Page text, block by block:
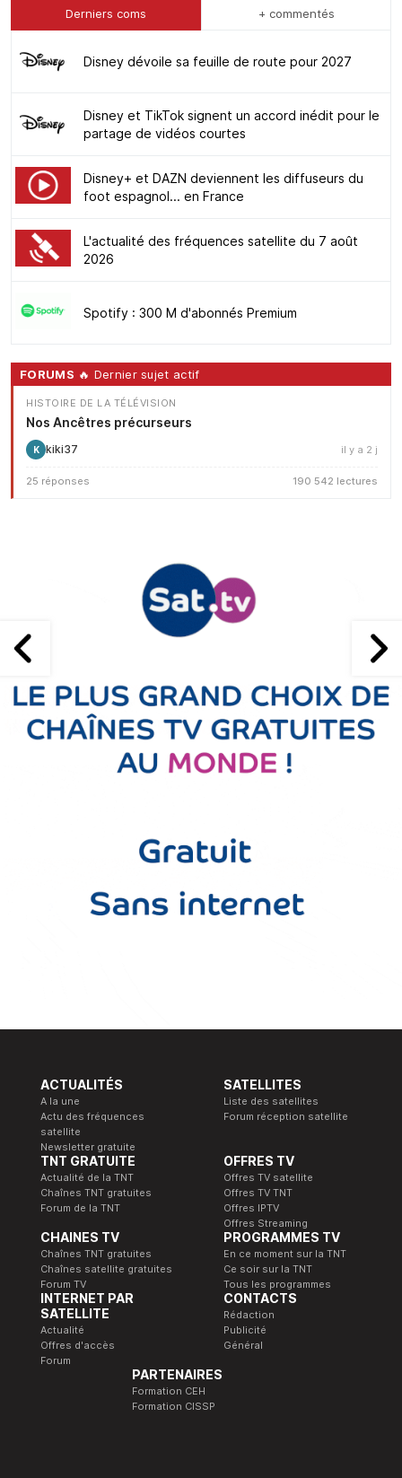
Derniers coms + commentés
Disney dévoile sa feuille de route pour 2027
Disney et TikTok signent un accord inédit pour le
partage de vidéos courtes
Disney+ et DAZN deviennent les diffuseurs du
foot espagnol... en France
L'actualité des fréquences satellite du 7 août
2026
Spotify : 300 M d'abonnés Premium
FORUMS 🔥 Dernier sujet actif
HISTOIRE DE LA TÉLÉVISION
Nos Ancêtres précurseurs
K kiki37 il y a 2 j
25 réponses 190 542 lectures
ACTUALITÉS
A la une
Actu des fréquences
satellite
Newsletter gratuite
SATELLITES
Liste des satellites
Forum réception satellite
TNT GRATUITE
Actualité de la TNT
Chaînes TNT gratuites
Forum de la TNT
OFFRES TV
Offres TV satellite
Offres TV TNT
Offres IPTV
Offres Streaming
CHAINES TV
Chaînes TNT gratuites
Chaînes satellite gratuites
Forum TV
PROGRAMMES TV
En ce moment sur la TNT
Ce soir sur la TNT
Tous les programmes
INTERNET PAR
SATELLITE
Actualité
Offres d'accès
Forum
CONTACTS
Rédaction
Publicité
Général
PARTENAIRES
Formation CEH
Formation CISSP